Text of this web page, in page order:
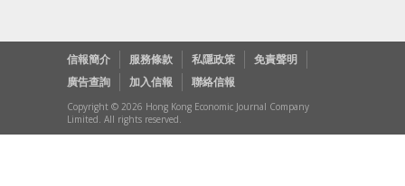
信報簡介 服務條款 私隱政策
免責聲明
廣告查詢
加入信報 聯絡信報
Copyright © 2026 Hong Kong Economic Journal Company
Limited. All rights reserved.